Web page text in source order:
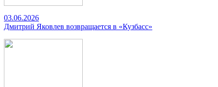
03.06.2026
Дмитрий Яковлев возвращается в «Кузбасс»